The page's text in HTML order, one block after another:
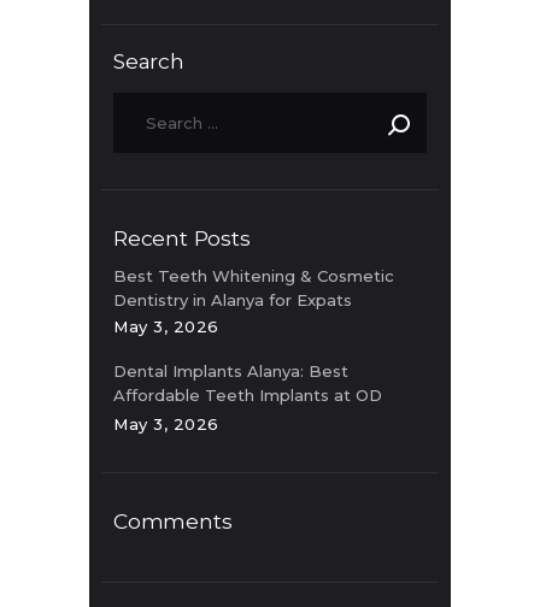
Search
Recent Posts
Best Teeth Whitening & Cosmetic
Dentistry in Alanya for Expats
May 3, 2026
Dental Implants Alanya: Best
Affordable Teeth Implants at OD
Clinic
May 3, 2026
Comments